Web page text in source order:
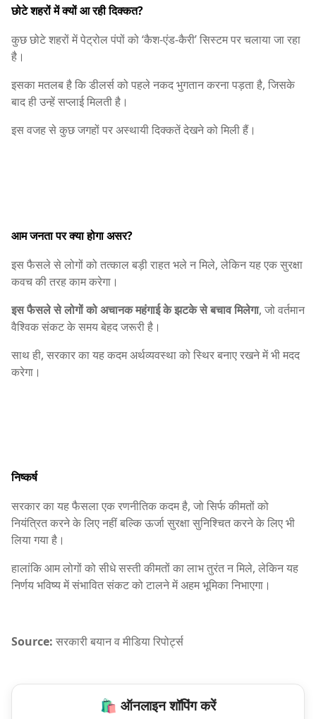
छोटे शहरों में क्यों आ रही दिक्कत?
कुछ छोटे शहरों में पेट्रोल पंपों को ‘कैश-एंड-कैरी’ सिस्टम पर चलाया जा रहा
है।
इसका मतलब है कि डीलर्स को पहले नकद भुगतान करना पड़ता है, जिसके
बाद ही उन्हें सप्लाई मिलती है।
इस वजह से कुछ जगहों पर अस्थायी दिक्कतें देखने को मिली हैं।
आम जनता पर क्या होगा असर?
इस फैसले से लोगों को तत्काल बड़ी राहत भले न मिले, लेकिन यह एक सुरक्षा
कवच की तरह काम करेगा।
इस फैसले से लोगों को अचानक महंगाई के झटके से बचाव मिलेगा, जो वर्तमान
वैश्विक संकट के समय बेहद जरूरी है।
साथ ही, सरकार का यह कदम अर्थव्यवस्था को स्थिर बनाए रखने में भी मदद
करेगा।
निष्कर्ष
सरकार का यह फैसला एक रणनीतिक कदम है, जो सिर्फ कीमतों को
नियंत्रित करने के लिए नहीं बल्कि ऊर्जा सुरक्षा सुनिश्चित करने के लिए भी
लिया गया है।
हालांकि आम लोगों को सीधे सस्ती कीमतों का लाभ तुरंत न मिले, लेकिन यह
निर्णय भविष्य में संभावित संकट को टालने में अहम भूमिका निभाएगा।
Source: सरकारी बयान व मीडिया रिपोर्ट्स
🛍️ ऑनलाइन शॉपिंग करें